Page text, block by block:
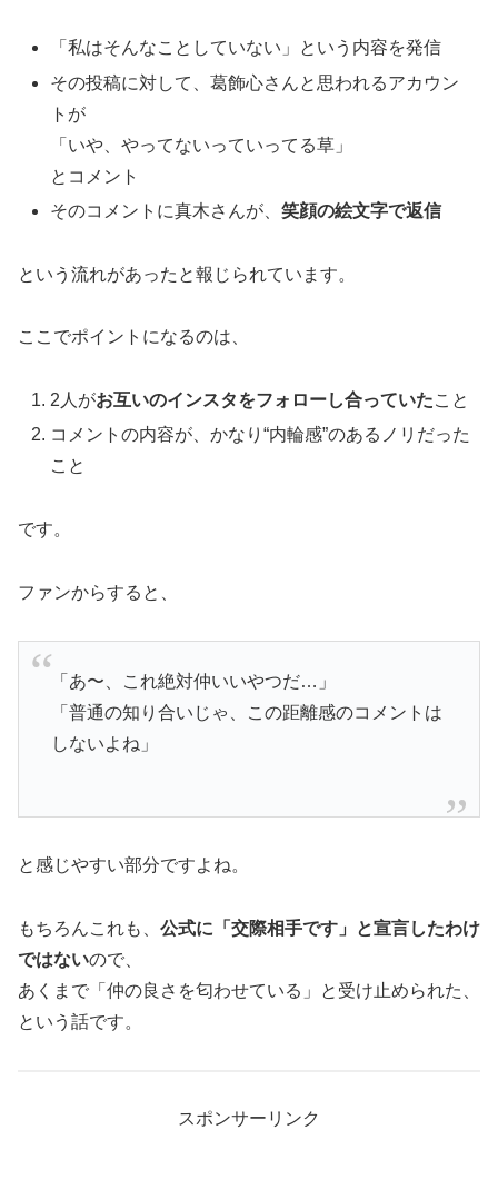
「私はそんなことしていない」という内容を発信
その投稿に対して、葛飾心さんと思われるアカウン
トが
「いや、やってないっていってる草」
とコメント
そのコメントに真木さんが、笑顔の絵文字で返信
という流れがあったと報じられています。
ここでポイントになるのは、
2人がお互いのインスタをフォローし合っていたこと
コメントの内容が、かなり“内輪感”のあるノリだった
こと
です。
ファンからすると、
「あ〜、これ絶対仲いいやつだ…」
「普通の知り合いじゃ、この距離感のコメントは
しないよね」
と感じやすい部分ですよね。
もちろんこれも、 公式に「交際相手です」と宣言したわけ
ではないので、
あくまで「仲の良さを匂わせている」と受け止められた、
という話です。
スポンサーリンク